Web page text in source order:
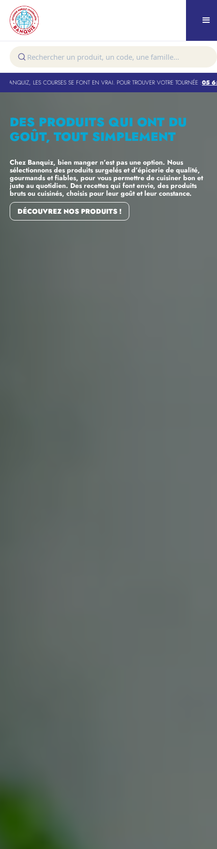
SE FONT EN VRAI. POUR TROUVER VOTRE TOURNÉE :05 65 42 40 42-BANQUIZ
DES PRODUITS QUI ONT DU
GOÛT, TOUT SIMPLEMENT
Chez Banquiz, bien manger n’est pas une option. Nous
sélectionnons des produits surgelés et d’épicerie de qualité,
gourmands et fiables, pour vous permettre de cuisiner bon et
juste au quotidien. Des recettes qui font envie, des produits
bruts ou cuisinés, choisis pour leur goût et leur constance.
DÉCOUVREZ NOS PRODUITS !